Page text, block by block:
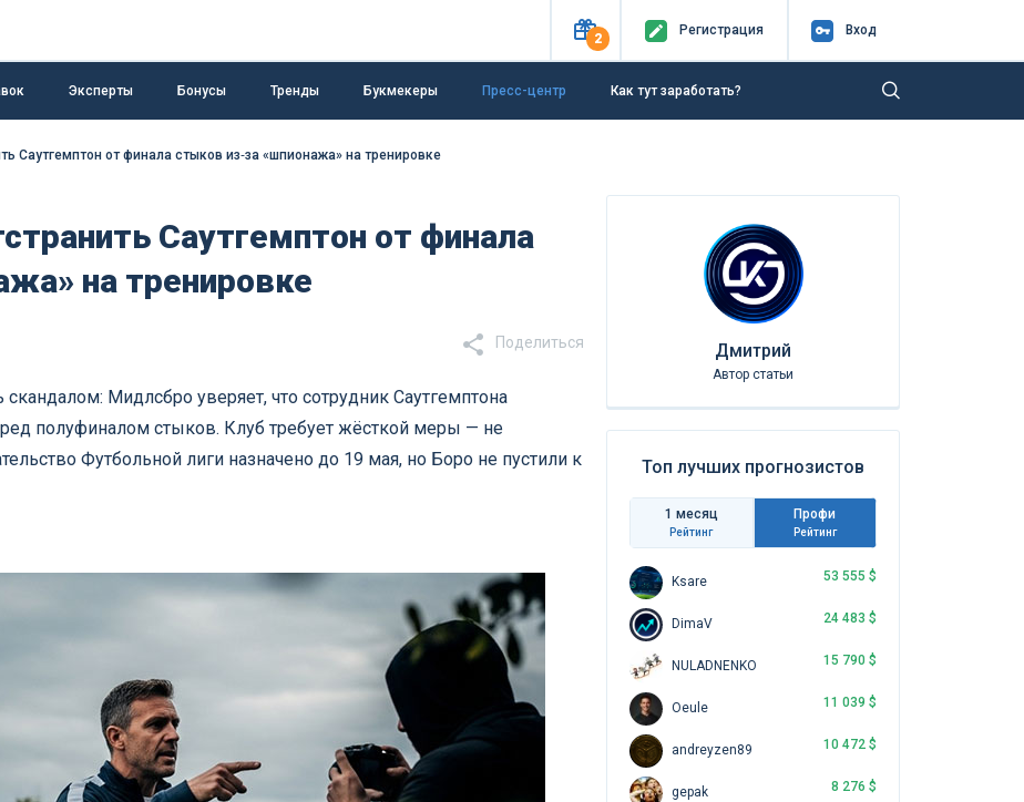
2
Регистрация Вход
Эксперты Бонусы Тренды Букмекеры Пресс-центр Как тут заработать?
Саутгемптон от финала стыков из‑за «шпионажа» на тренировке
Саутгемптон от финала
на тренировке
Поделиться
скандалом: Мидлсбро уверяет, что сотрудник Саутгемптона
полуфиналом стыков. Клуб требует жёсткой меры — не
Футбольной лиги назначено до 19 мая, но Боро не пустили к
Дмитрий
Автор статьи
Топ лучших прогнозистов
1 месяц
Рейтинг
Профи
Рейтинг
Ksare 53 555 $
DimaV 24 483 $
NULADNENKO 15 790 $
Oeule 11 039 $
andreyzen89 10 472 $
gepak 8 276 $